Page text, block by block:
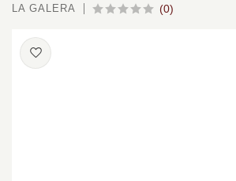
LA GALERA (0)